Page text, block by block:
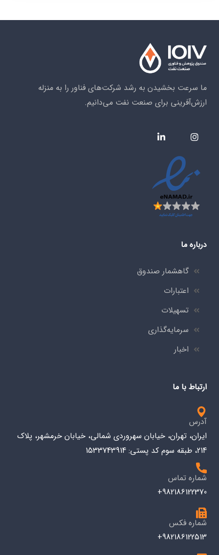
ما سرعت بخشیدن به رشد شرکت‌های فناور را به منزله
ارزش‌آفرینی برای صنعت نفت می‌دانیم.
درباره ما
گاهشمار صندوق
اعتبارات
تسهیلات
سرمایه‌گذاری
اخبار
ارتباط با ما
آدرس
ایران، تهران، خیابان سهروردی شمالی، خیابان خرمشهر، پلاک
214، طبقه سوم کد پستی: 1533743914
شماره تماس
982186122370+
شماره فکس
982186122513+